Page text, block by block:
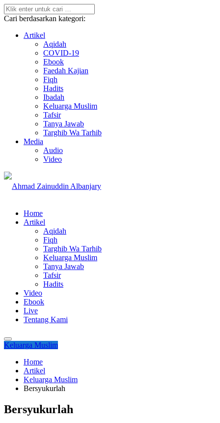
Cari berdasarkan kategori:
Artikel
Aqidah
COVID-19
Ebook
Faedah Kajian
Fiqh
Hadits
Ibadah
Keluarga Muslim
Tafsir
Tanya Jawab
Targhib Wa Tarhib
Media
Audio
Video
Home
Artikel
Aqidah
Fiqh
Targhib Wa Tarhib
Keluarga Muslim
Tanya Jawab
Tafsir
Hadits
Video
Ebook
Live
Tentang Kami
Keluarga Muslim
Home
Artikel
Keluarga Muslim
Bersyukurlah
Bersyukurlah